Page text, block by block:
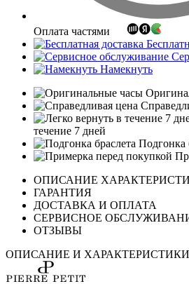
Оплата частями
Намекнуть
течение 7 дней
Подгонка
ОПИСАНИЕ
ГАРАНТИЯ
ДОСТАВКА И ОПЛАТА
СЕРВИСНОЕ
ОТЗЫВЫ
ОПИСАНИЕ И ХАРАКТЕРИСТИКИ